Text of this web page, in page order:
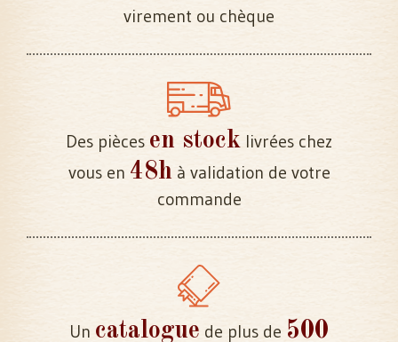
virement ou chèque
Des pièces en stock livrées chez
vous en 48h à validation de votre
commande
Un catalogue de plus de 500